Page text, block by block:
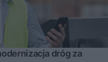
dróg za